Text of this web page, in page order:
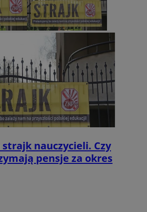
nauczycieli. Czy
pensje za okres